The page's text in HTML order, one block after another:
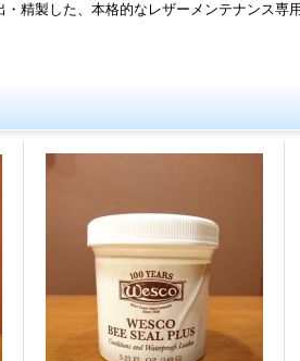
精製した、本格的なレザーメンテナンス専